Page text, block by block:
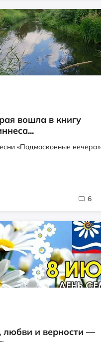
вошла в книгу
«Подмосковные вечера»
6
любви и верности —